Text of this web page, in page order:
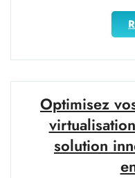
Optimisez
solution